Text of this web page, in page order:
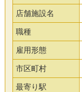
店舗施設名
職種
雇用形態
市区町村
最寄り駅